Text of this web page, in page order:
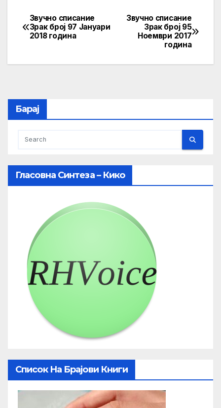
Post
navigation
Звучно списание
Зрак број 95
Ноември 2017
година
Звучно списание
Зрак број 97 Јануари
2018 година
Барај
Гласовна Синтеза – Кико
Список На Брајови Книги